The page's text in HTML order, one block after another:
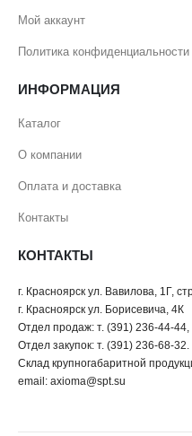
Мой аккаунт
Политика конфиденциальности
ИНФОРМАЦИЯ
Каталог
О компании
Оплата и доставка
Контакты
КОНТАКТЫ
г. Красноярск ул. Вавилова, 1Г,
г. Красноярск ул. Борисевича, 4К
Отдел продаж: т. (391) 236-44-44,
Отдел закупок: т. (391) 236-68-32.
Склад крупногабаритной
email: axioma@spt.su